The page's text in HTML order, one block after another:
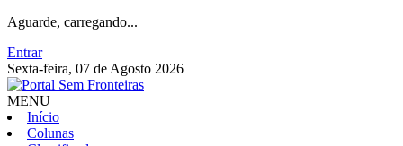
Aguarde, carregando...
Entrar
Sexta-feira, 07 de Agosto 2026
MENU
Início
Colunas